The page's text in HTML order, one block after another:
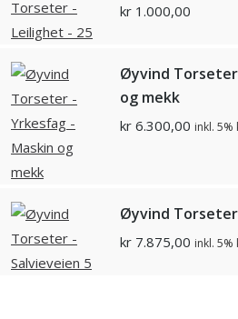
kr 1.000,00
Øyvind Torseter
og mekk
kr 6.300,00 inkl. 5%
Øyvind Torseter
kr 7.875,00 inkl. 5%